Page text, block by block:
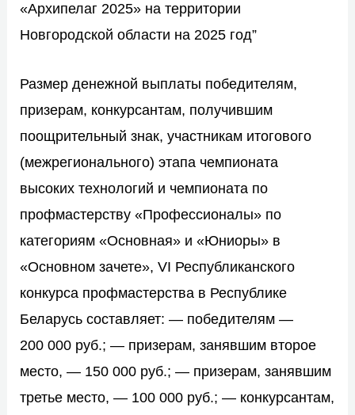
«Архипелаг 2025» на территории
Новгородской области на 2025 год”
Размер денежной выплаты победителям,
призерам, конкурсантам, получившим
поощрительный знак, участникам итогового
(межрегионального) этапа чемпионата
высоких технологий и чемпионата по
профмастерству «Профессионалы» по
категориям «Основная» и «Юниоры» в
«Основном зачете», VI Республиканского
конкурса профмастерства в Республике
Беларусь составляет: — победителям —
200 000 руб.; — призерам, занявшим второе
место, — 150 000 руб.; — призерам, занявшим
третье место, — 100 000 руб.; — конкурсантам,